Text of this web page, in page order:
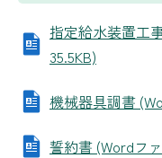
指定給水装置工
35.5KB)
機械器具調書
誓約書 (Wordフ